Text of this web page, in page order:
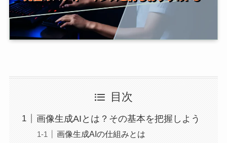
目次
画像生成AIとは？その基本を把握しよう
画像生成AIの仕組みとは